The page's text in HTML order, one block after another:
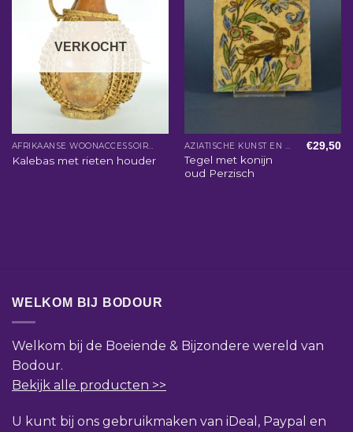
VERKOCHT
AFRIKAANSE WOONACCESSOIRES
Kalebas met rieten houder
AZIATISCHE KUNST EN WOONACCESSOIRES
Tegel met konijn
oud Perzisch
€29,50
WELKOM BIJ BODOUR
Welkom bij de Boeiende & Bijzondere wereld van
Bodour.
Bekijk alle producten >>
U kunt bij ons gebruikmaken van iDeal, Paypal en